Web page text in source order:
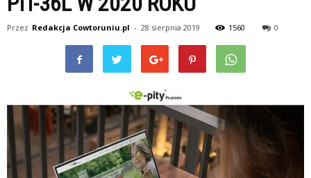
Przez Redakcja Cowtoruniu.pl - 28 sierpnia 2019 1560 0